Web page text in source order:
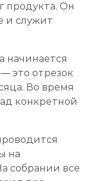
продукта. Он
и служит
начинается
это отрезок
Во время
конкретной
на
собрании все